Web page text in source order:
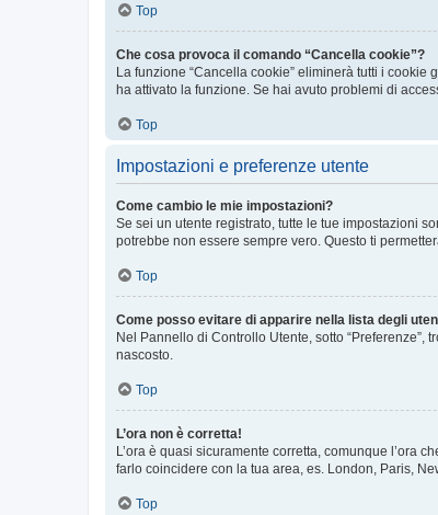
Top
Che cosa provoca il comando “Cancella cookie”?
La funzione “Cancella cookie” eliminerà tutti i
ha attivato la funzione. Se hai avuto problemi di
Top
Impostazioni e preferenze utente
Come cambio le mie impostazioni?
Se sei un utente registrato, tutte le tue impostazioni
potrebbe non essere sempre vero. Questo ti
Top
Come posso evitare di apparire nella lista degli
Nel Pannello di Controllo Utente, sotto “Preferenze”,
nascosto.
Top
L’ora non è corretta!
L’ora è quasi sicuramente corretta, comunque l’ora
farlo coincidere con la tua area, es. London, Paris,
Top